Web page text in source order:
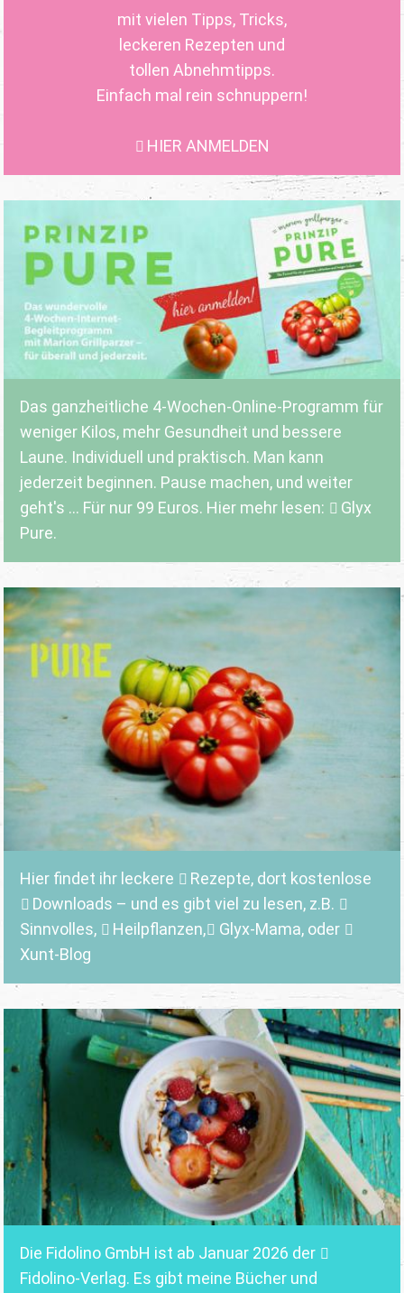
mit vielen Tipps, Tricks,
leckeren Rezepten und
tollen Abnehmtipps.
Einfach mal rein schnuppern!
HIER ANMELDEN
Das ganzheitliche 4-Wochen-Online-Programm für
weniger Kilos, mehr Gesundheit und bessere
Laune. Individuell und praktisch. Man kann
jederzeit beginnen. Pause machen, und weiter
geht's ... Für nur 99 Euros. Hier mehr lesen:
Glyx
Pure.
Hier findet ihr leckere Rezepte, dort kostenlose
Downloads – und es gibt viel zu lesen, z.B.
Sinnvolles, Heilpflanzen, Glyx-Mama,oder
Xunt-Blog
Die Fidolino GmbH ist ab Januar 2026 der
Fidolino-Verlag. Es gibt meine Bücher und